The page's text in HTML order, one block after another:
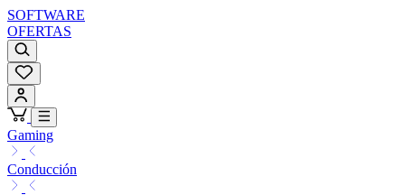
SOFTWARE
OFERTAS
Gaming
Conducción